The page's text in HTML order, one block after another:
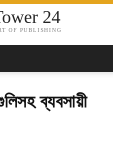
24
OF PUBLISHING
ব্যবসায়ী